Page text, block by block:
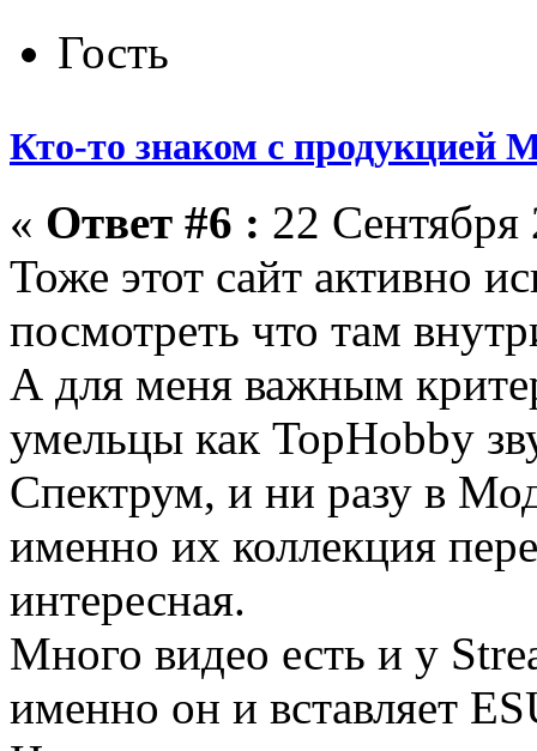
Гость
Кто-то знаком с продукцией
« Ответ #6 : 22
Тоже этот сайт активно
посмотреть что там
А для меня важным
умельцы как TopHobby
Спектрум, и ни разу в
именно их коллекция
интересная.
Много видео есть и у
именно он и вставляет